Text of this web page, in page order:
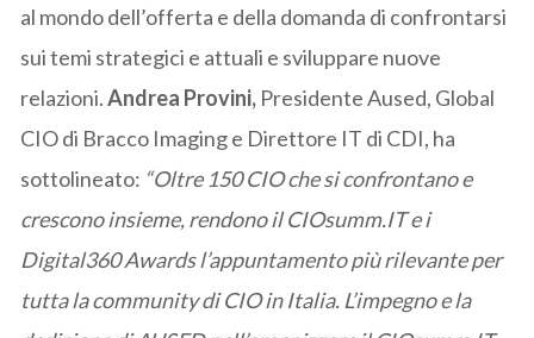
al mondo dell’offerta e della domanda di confrontarsi
sui temi strategici e attuali e sviluppare nuove
relazioni.Andrea Provini, Presidente Aused, Global
CIO di Bracco Imaging e Direttore IT di CDI, ha
sottolineato: “Oltre 150 CIO che si confrontano e
crescono insieme, rendono il CIOsumm.IT e i
Digital360 Awards l’appuntamento più rilevante per
tutta la community di CIO in Italia. L’impegno e la